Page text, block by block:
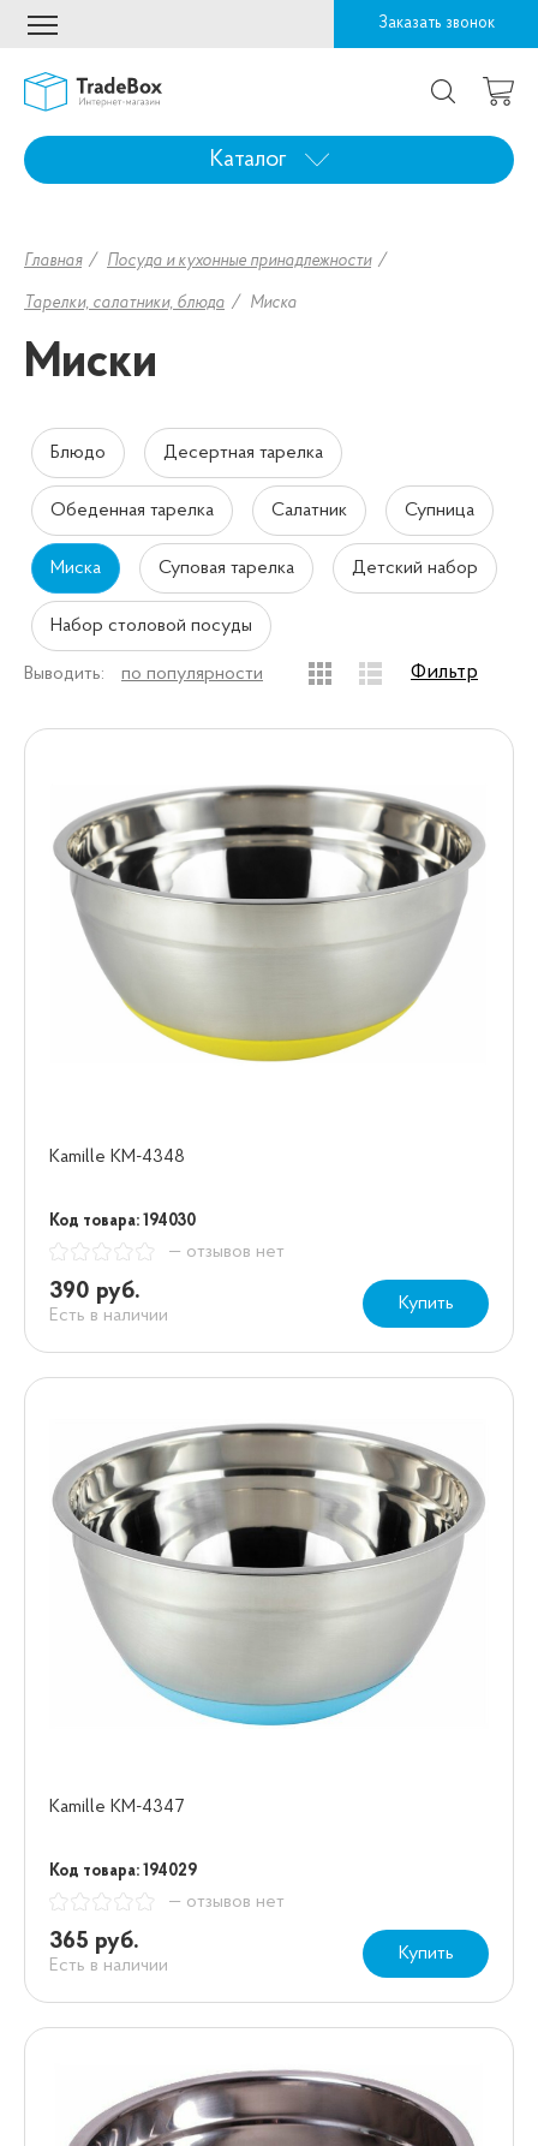
Заказать звонок
Каталог
Главная Посуда и кухонные принадлежности
Тарелки, салатники, блюда Миска
Миски
Блюдо Десертная тарелка
Обеденная тарелка Салатник Супница
Миска Суповая тарелка Детский набор
Набор столовой посуды
Выводить: по популярности Фильтр
Kamille KM-4348
Код товара: 194030
— отзывов нет
390 руб.
Есть в наличии
Купить
Kamille KM-4347
Код товара: 194029
— отзывов нет
365 руб.
Есть в наличии
Купить